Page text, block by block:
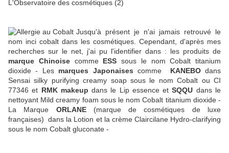
L'Observatoire des cosmétiques (2)
Jusqu'à présent je n'ai jamais retrouvé le
nom inci cobalt dans les cosmétiques. Cependant, d'après mes
recherches sur le net, j'ai pu l'identifier dans : les produits de
marque Chinoisecomme ESS sous le nom Cobalt titanium
dioxide - Les marques Japonaises comme KANEBOdans
Sensai silky purifying creamy soap sous le nom Cobalt ou CI
77346 et RMK makeup dans le Lip essence etSQQU dans le
nettoyant Mild creamy foam sous le nom Cobalt titanium dioxide -
La Marque ORLANE (marque de cosmétiques de luxe
françaises) dans la Lotion et la crème Claircilane Hydro-clarifying
sous le nom Cobalt gluconate -